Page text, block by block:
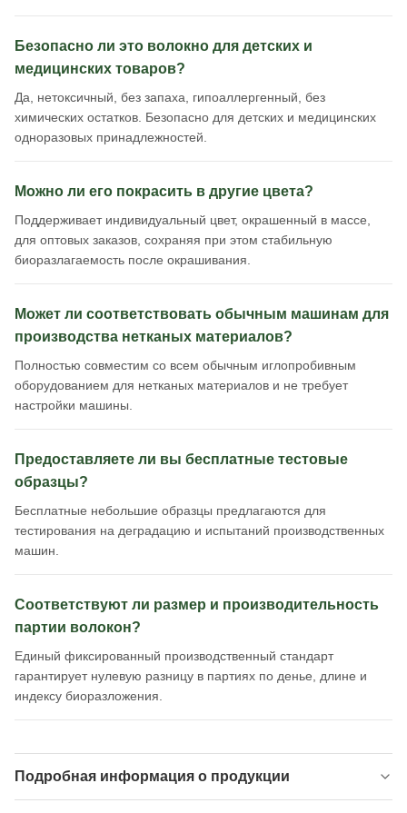
Безопасно ли это волокно для детских и
медицинских товаров?
Да, нетоксичный, без запаха, гипоаллергенный, без
химических остатков. Безопасно для детских и медицинских
одноразовых принадлежностей.
Можно ли его покрасить в другие цвета?
Поддерживает индивидуальный цвет, окрашенный в массе,
для оптовых заказов, сохраняя при этом стабильную
биоразлагаемость после окрашивания.
Может ли соответствовать обычным машинам для
производства нетканых материалов?
Полностью совместим со всем обычным иглопробивным
оборудованием для нетканых материалов и не требует
настройки машины.
Предоставляете ли вы бесплатные тестовые
образцы?
Бесплатные небольшие образцы предлагаются для
тестирования на деградацию и испытаний производственных
машин.
Соответствуют ли размер и производительность
партии волокон?
Единый фиксированный производственный стандарт
гарантирует нулевую разницу в партиях по денье, длине и
индексу биоразложения.
Подробная информация о продукции